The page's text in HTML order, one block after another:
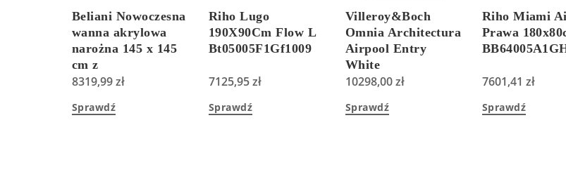
Beliani Nowoczesna
wanna akrylowa
narożna 145 x 145
cm z
hydromasażem
8319,99zł
Sprawdź
Riho Lugo
190X90Cm Flow L
Bt05005F1Gf1009
7125,95zł
Sprawdź
Villeroy&Boch
Omnia Architectura
Airpool Entry
White
UAE177ARA2A1V-
10298,00zł
Sprawdź
Riho Miami
Prawa
7601,41 zł
Sprawdź